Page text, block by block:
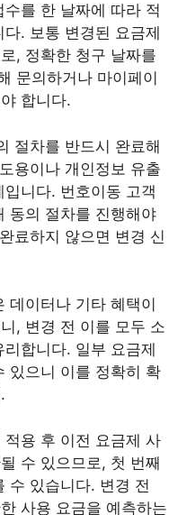
를 한 날짜에 따라 적
. 보통 변경된 요금제
, 정확한 청구 날짜를
문의하거나 마이페이
합니다.
절차를 반드시 완료해
용이나 개인정보 유출
니다. 번호이동 고객
동의 절차를 진행해야
료하지 않으면 변경 신
데이터나 기타 혜택이
, 변경 전 이를 모두 소
합니다. 일부 요금제
있으니 이를 정확히 확
용 후 이전 요금제 사
수 있으므로, 첫 번째
수 있습니다. 변경 전
사용 요금을 예측하는